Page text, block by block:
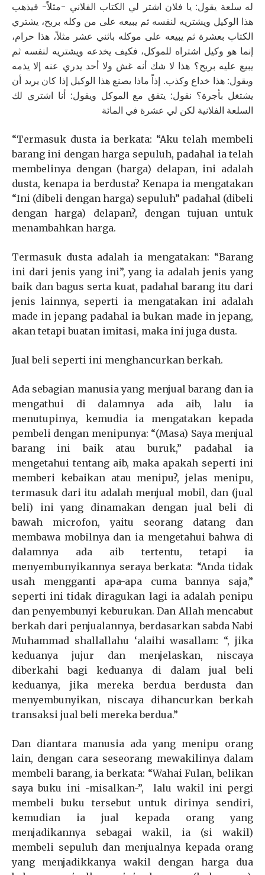
له سلعة يقول: يا فلان اشتر لي الكتاب الفلاني -مثلاً- فيذهب
هذا الوكيل ويشتريه لنفسه ثم يبيعه على من وكله بربح، يشتري
الكتاب بعشرة ثم يبيعه على موكله باثني عشر مثلاً، هذا حرام،
إنما هو وكيل اشتراه للموكل، فكيف يخدعه ويشتريه لنفسه ثم
يبيع عليه بربح؟ هذا لا شك أنه غش ولا أحد يدري عنه إلا يذمه
ويقول: هذا خداع وكذب. إذاً ماذا يصنع هذا الوكيل إذا كان يريد أن
يشتغل بأجرة؟ نقول: يتفق مع الموكل ويقول: أنا اشتري لك
السلعة الفلانية لكن لي عشرة في المائة
“Termasuk dusta ia berkata: “Aku telah membeli
barang ini dengan harga sepuluh, padahal ia telah
membelinya dengan (harga) delapan, ini adalah
dusta, kenapa ia berdusta? Kenapa ia mengatakan
“Ini (dibeli dengan harga) sepuluh” padahal (dibeli
dengan harga) delapan?, dengan tujuan untuk
menambahkan harga.
Termasuk dusta adalah ia mengatakan: “Barang
ini dari jenis yang ini”, yang ia adalah jenis yang
baik dan bagus serta kuat, padahal barang itu dari
jenis lainnya, seperti ia mengatakan ini adalah
made in jepang padahal ia bukan made in jepang,
akan tetapi buatan imitasi, maka ini juga dusta.
Jual beli seperti ini menghancurkan berkah.
Ada sebagian manusia yang menjual barang dan ia
mengathui di dalamnya ada aib, lalu ia
menutupinya, kemudia ia mengatakan kepada
pembeli dengan menipunya: “(Masa) Saya menjual
barang ini baik atau buruk,” padahal ia
mengetahui tentang aib, maka apakah seperti ini
memberi kebaikan atau menipu?, jelas menipu,
termasuk dari itu adalah menjual mobil, dan (jual
beli) ini yang dinamakan dengan jual beli di
bawah microfon, yaitu seorang datang dan
membawa mobilnya dan ia mengetahui bahwa di
dalamnya ada aib tertentu, tetapi ia
menyembunyikannya seraya berkata: “Anda tidak
usah mengganti apa-apa cuma bannya saja,”
seperti ini tidak diragukan lagi ia adalah penipu
dan penyembunyi keburukan. Dan Allah mencabut
berkah dari penjualannya, berdasarkan sabda Nabi
Muhammad shallallahu ‘alaihi wasallam: “, jika
keduanya jujur dan menjelaskan, niscaya
diberkahi bagi keduanya di dalam jual beli
keduanya, jika mereka berdua berdusta dan
menyembunyikan, niscaya dihancurkan berkah
transaksi jual beli mereka berdua.”
Dan diantara manusia ada yang menipu orang
lain, dengan cara seseorang mewakilinya dalam
membeli barang, ia berkata: “Wahai Fulan, belikan
saya buku ini -misalkan-”, lalu wakil ini pergi
membeli buku tersebut untuk dirinya sendiri,
kemudian ia jual kepada orang yang
menjadikannya sebagai wakil, ia (si wakil)
membeli sepuluh dan menjualnya kepada orang
yang menjadikkanya wakil dengan harga dua